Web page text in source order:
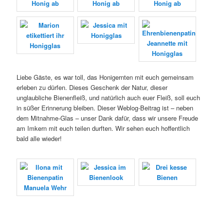
Liebe Gäste, es war toll, das Honigernten mit euch gemeinsam
erleben zu dürfen. Dieses Geschenk der Natur, dieser
unglaubliche Bienenfleiß, und natürlich auch euer Fleiß, soll euch
in süßer Erinnerung bleiben. Dieser Weblog-Beitrag ist – neben
dem Mitnahme-Glas – unser Dank dafür, dass wir unsere Freude
am Imkern mit euch teilen durften. Wir sehen euch hoffentlich
bald alle wieder!